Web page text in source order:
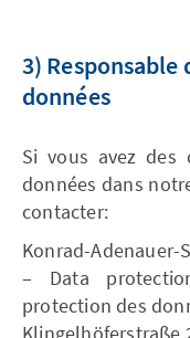
3)
données
Si vous avez des
données dans
contacter:
Konrad-Adenauer-
– Data
protection des